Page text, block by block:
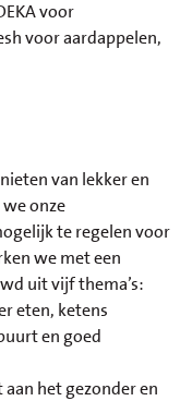
voor
voor aardappelen,
van lekker en
onze
te regelen voor
we met een
uit vijf thema’s:
eten, ketens
en goed
het gezonder en